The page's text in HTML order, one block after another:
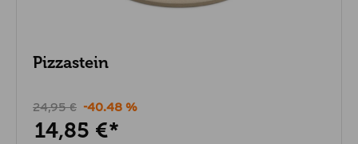
Pizzastein
14,85 €*
24,95 € -40.48 %